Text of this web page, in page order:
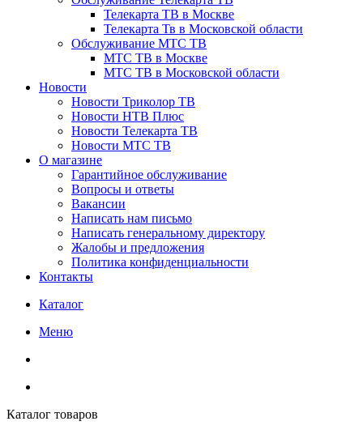
Телекарта ТВ в Москве
Телекарта Тв в Московской области
Обслуживание МТС ТВ
МТС ТВ в Москве
МТС ТВ в Московской области
Новости
Новости Триколор ТВ
Новости НТВ Плюс
Новости Телекарта ТВ
Новости МТС ТВ
О магазине
Гарантийное обслуживание
Вопросы и ответы
Вакансии
Написать нам письмо
Написать генеральному директору
Жалобы и предложения
Политика конфиденциальности
Контакты
Каталог
Меню
Каталог товаров